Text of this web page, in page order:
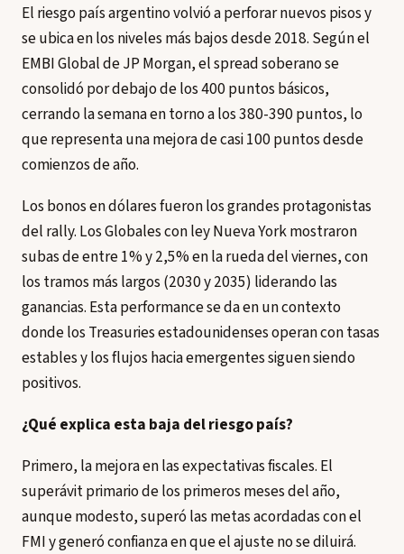
El riesgo país argentino volvió a perforar nuevos pisos y
se ubica en los niveles más bajos desde 2018. Según el
EMBI Global de JP Morgan, el spread soberano se
consolidó por debajo de los 400 puntos básicos,
cerrando la semana en torno a los 380-390 puntos, lo
que representa una mejora de casi 100 puntos desde
comienzos de año.
Los bonos en dólares fueron los grandes protagonistas
del rally. Los Globales con ley Nueva York mostraron
subas de entre 1% y 2,5% en la rueda del viernes, con
los tramos más largos (2030 y 2035) liderando las
ganancias. Esta performance se da en un contexto
donde los Treasuries estadounidenses operan con tasas
estables y los flujos hacia emergentes siguen siendo
positivos.
¿Qué explica esta baja del riesgo país?
Primero, la mejora en las expectativas fiscales. El
superávit primario de los primeros meses del año,
aunque modesto, superó las metas acordadas con el
FMI y generó confianza en que el ajuste no se diluirá.